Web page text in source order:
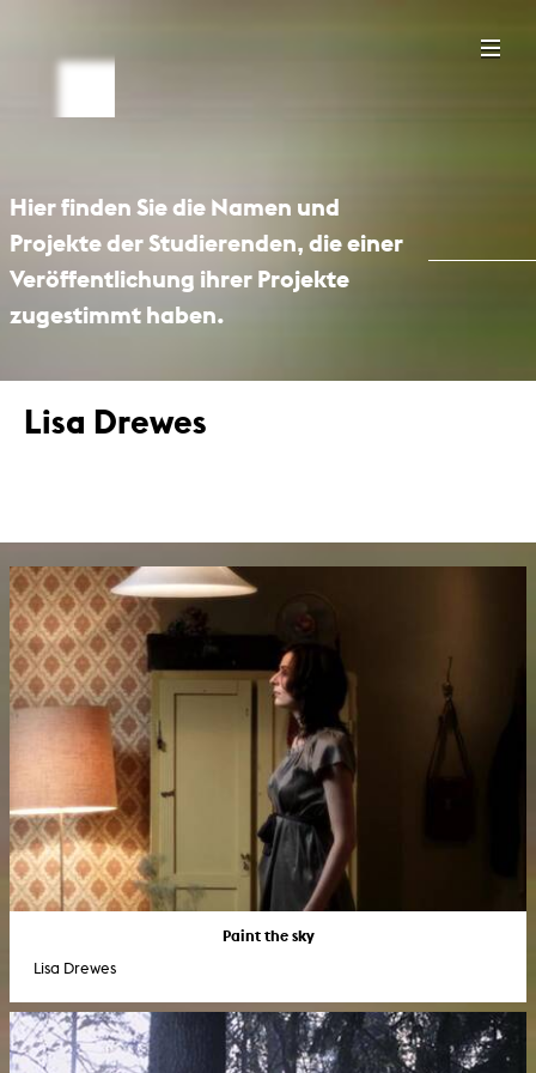
Hier finden Sie die Namen und
Projekte der Studierenden, die einer
Veröffentlichung ihrer Projekte
zugestimmt haben.
Lisa Drewes
Paint the sky
Lisa Drewes